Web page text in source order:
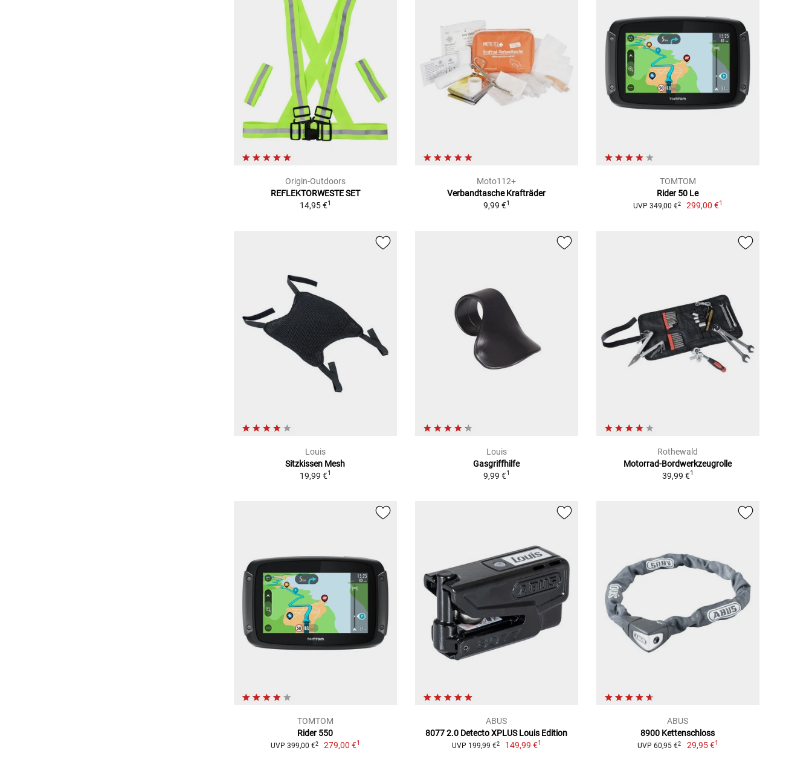
Origin-Outdoors
REFLEKTORWESTE SET
14,95 €1
Moto112+
Verbandtasche Krafträder
9,99 €1
TOMTOM
Rider 50 Le
UVP 349,00 €2 299,00 €1
Louis
Sitzkissen Mesh
19,99 €1
Louis
Gasgriffhilfe
9,99 €1
Rothewald
Motorrad-Bordwerkzeugrolle
39,99 €1
TOMTOM
Rider 550
UVP 399,00 €2 279,00 €1
ABUS
8077 2.0 Detecto XPLUS Louis Edition
UVP 199,99 €2 149,99 €1
ABUS
8900 Kettenschloss
UVP 60,95 €2 29,95 €1